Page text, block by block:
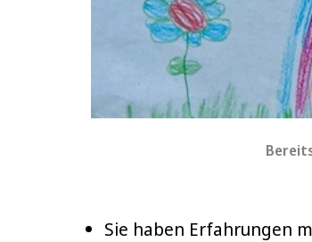
Sie haben Erfahrungen